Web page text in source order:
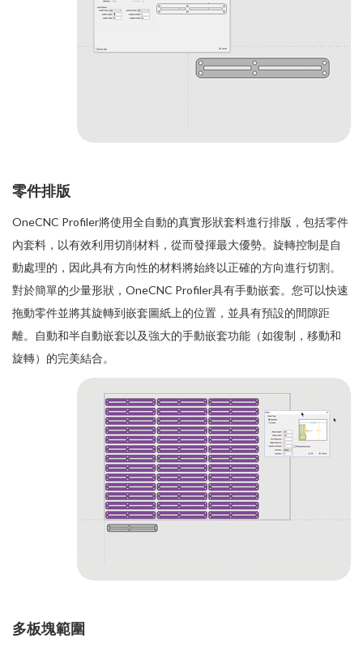
零件排版
OneCNC Profiler將使用全自動的真實形狀套料進行排版，包括零件
內套料，以有效利用切削材料，從而發揮最大優勢。旋轉控制是自
動處理的，因此具有方向性的材料將始終以正確的方向進行切割。
對於簡單的少量形狀，OneCNC Profiler具有手動嵌套。您可以快速
拖動零件並將其旋轉到嵌套圖紙上的位置，並具有預設的間隙距
離。自動和半自動嵌套以及強大的手動嵌套功能（如復制，移動和
旋轉）的完美結合。
多板塊範圍